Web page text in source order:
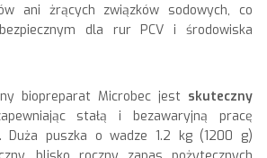
ani żrących związków sodowych, co
dla rur PCV i środowiska
biopreparat Microbec jest skuteczny
stałą i bezawaryjną pracę
Duża puszka o wadze 1.2 kg (1200 g)